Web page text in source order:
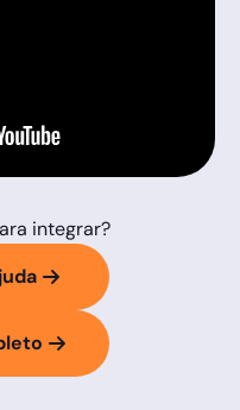
integrar?